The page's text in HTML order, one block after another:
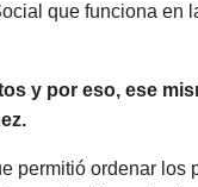
que funciona en
y por eso, ese
permitió ordenar los